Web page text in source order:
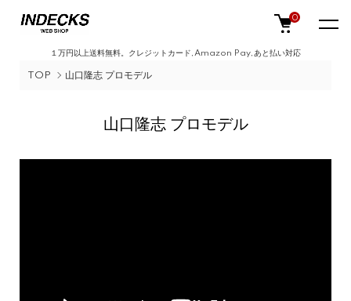
１万円以上送料無料。クレジットカード,Amazon Pay,あと払い対応
0
TOP 山口隆志 プロモデル
山口隆志 プロモデル